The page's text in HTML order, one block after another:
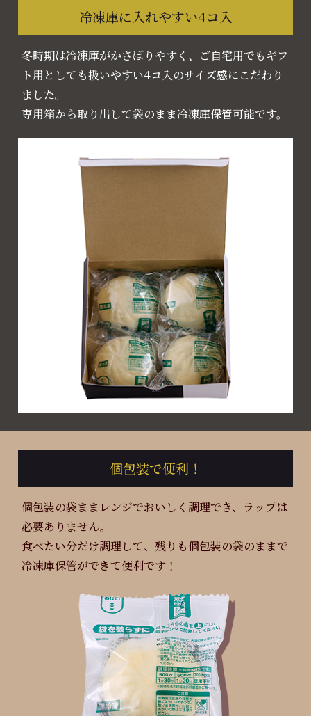
冷凍庫に入れやすい4コ入
冬時期は冷凍庫がかさばりやすく、ご自宅用でもギフ
ト用としても扱いやすい4コ入のサイズ感にこだわり
ました。
専用箱から取り出して袋のまま冷凍庫保管可能です。
個包装で便利！
個包装の袋ままレンジでおいしく調理でき、ラップは
必要ありません。
食べたい分だけ調理して、残りも個包装の袋のままで
冷凍庫保管ができて便利です！